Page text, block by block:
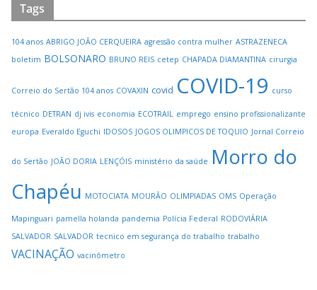
Tags
104 anos ABRIGO JOÃO CERQUEIRA agressão contra mulher ASTRAZENECA
boletim BOLSONARO BRUNO REIS cetep CHAPADA DIAMANTINA cirurgia
Correio do Sertão 104 anos COVAXIN covid COVID-19 curso
técnico DETRAN dj ivis economia ECOTRAIL emprego ensino profissionalizante
europa Everaldo Eguchi IDOSOS JOGOS OLIMPICOS DE TOQUIO Jornal Correio
do Sertão JOÃO DORIA LENÇÓIS ministério da saúde Morro do
Chapéu MOTOCIATA MOURÃO OLIMPIADAS OMS Operação
Mapinguari pamella holanda pandemia Polícia Federal RODOVIÁRIA
SALVADOR SALVADOR tecnico em segurança do trabalho trabalho
VACINAÇÃO vacinômetro